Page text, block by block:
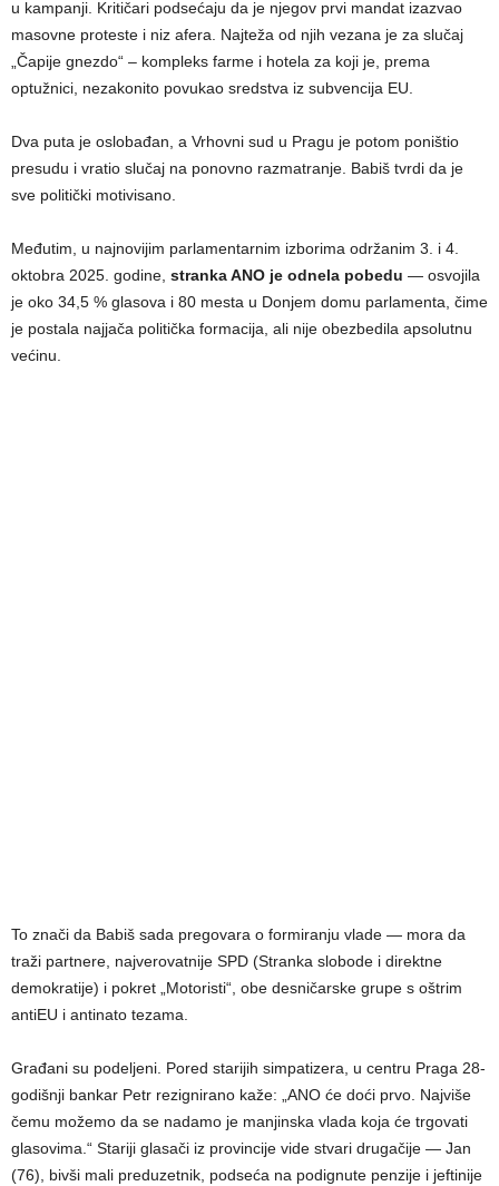
u kampanji. Kritičari podsećaju da je njegov prvi mandat izazvao
masovne proteste i niz afera. Najteža od njih vezana je za slučaj
„Čapije gnezdo“ – kompleks farme i hotela za koji je, prema
optužnici, nezakonito povukao sredstva iz subvencija EU.
Dva puta je oslobađan, a Vrhovni sud u Pragu je potom poništio
presudu i vratio slučaj na ponovno razmatranje. Babiš tvrdi da je
sve politički motivisano.
Međutim, u najnovijim parlamentarnim izborima održanim 3. i 4.
oktobra 2025. godine, stranka ANO je odnela pobedu — osvojila
je oko 34,5 % glasova i 80 mesta u Donjem domu parlamenta, čime
je postala najjača politička formacija, ali nije obezbedila apsolutnu
većinu.
To znači da Babiš sada pregovara o formiranju vlade — mora da
traži partnere, najverovatnije SPD (Stranka slobode i direktne
demokratije) i pokret „Motoristi“, obe desničarske grupe s oštrim
antiEU i antinato tezama.
Građani su podeljeni. Pored starijih simpatizera, u centru Praga 28-
godišnji bankar Petr rezignirano kaže: „ANO će doći prvo. Najviše
čemu možemo da se nadamo je manjinska vlada koja će trgovati
glasovima.“ Stariji glasači iz provincije vide stvari drugačije — Jan
(76), bivši mali preduzetnik, podseća na podignute penzije i jeftinije